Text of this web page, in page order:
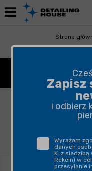
Strona
Zapisz
i odbierz
Wyrażam
danych
K. z siedzibą
Rekcin) w
przesyłanie